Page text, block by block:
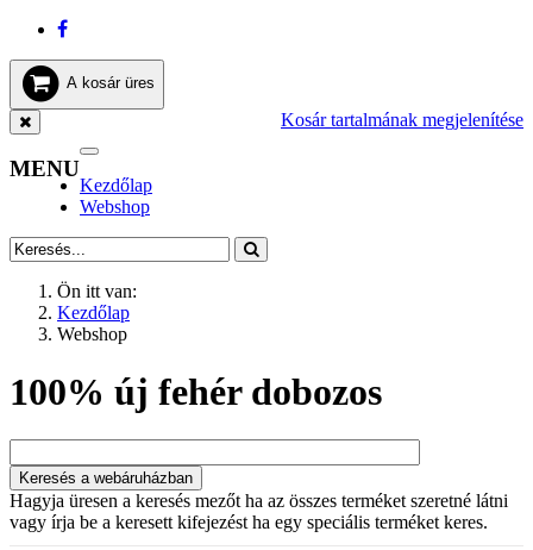
A kosár üres
Kosár tartalmának megjelenítése
MENU Toggle
navigation
Kezdőlap
Webshop
Ön itt van:
Kezdőlap
Webshop
100% új fehér dobozos
Hagyja üresen a keresés mezőt ha az összes terméket szeretné látni
vagy írja be a keresett kifejezést ha egy speciális terméket keres.